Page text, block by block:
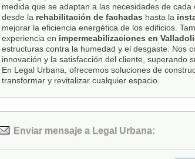
medida que se adaptan a las necesidades de
desde la rehabilitación de fachadas hasta la
mejorar la eficiencia energética de los edificios.
experiencia en impermeabilizaciones en
estructuras contra la humedad y el desgaste. Nos
innovación y la satisfacción del cliente, superando
En Legal Urbana, ofrecemos soluciones de
transformar y revitalizar cualquier espacio.
Enviar mensaje a Legal Urbana: